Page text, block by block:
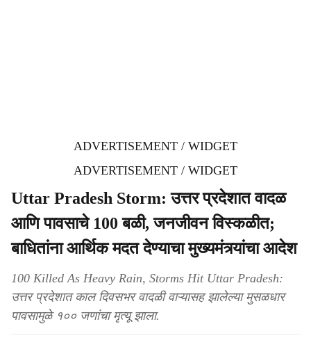
ADVERTISEMENT / WIDGET
ADVERTISEMENT / WIDGET
Uttar Pradesh Storm: उत्तर प्रदेशात वादळ
आणि पावसाचे 100 बळी, जनजीवन विस्कळीत;
बाधितांना आर्थिक मदत देण्याचा मुख्यमंत्र्यांचा आदेश
100 Killed As Heavy Rain, Storms Hit Uttar Pradesh:
उत्तर प्रदेशात काल दिवसभर वादळी वाऱ्यासह झालेल्या मुसळधार
पावसामुळे १०० जणांचा मृत्यू झाला.